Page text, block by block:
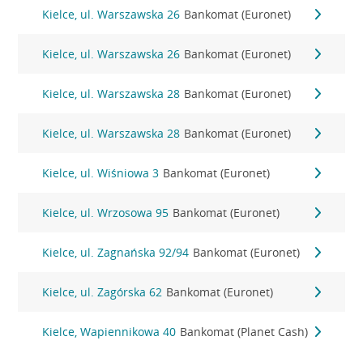
Kielce, ul. Warszawska 26 Bankomat (Euronet)
Kielce, ul. Warszawska 26 Bankomat (Euronet)
Kielce, ul. Warszawska 28 Bankomat (Euronet)
Kielce, ul. Warszawska 28 Bankomat (Euronet)
Kielce, ul. Wiśniowa 3 Bankomat (Euronet)
Kielce, ul. Wrzosowa 95 Bankomat (Euronet)
Kielce, ul. Zagnańska 92/94 Bankomat (Euronet)
Kielce, ul. Zagórska 62 Bankomat (Euronet)
Kielce, Wapiennikowa 40 Bankomat (Planet Cash)